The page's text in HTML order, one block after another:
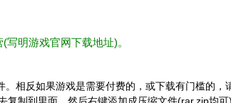
明游戏官网下载地址)。
相反如果游戏是需要付费的，或下载有门槛的，